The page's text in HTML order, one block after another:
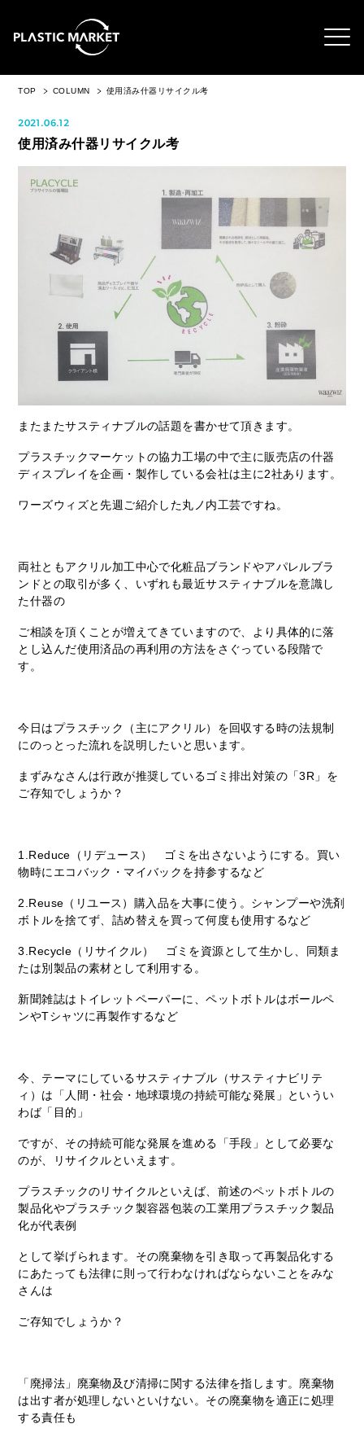
TOP COLUMN 使用済み什器リサイクル考
2021.06.12
使用済み什器リサイクル考
またまたサスティナブルの話題を書かせて頂きます。
プラスチックマーケットの協力工場の中で主に販売店の什器
ディスプレイを企画・製作している会社は主に2社あります。
ワーズウィズと先週ご紹介した丸ノ内工芸ですね。
両社ともアクリル加工中心で化粧品ブランドやアパレルブラ
ンドとの取引が多く、いずれも最近サスティナブルを意識し
た什器の
ご相談を頂くことが増えてきていますので、より具体的に落
とし込んだ使用済品の再利用の方法をさぐっている段階で
す。
今日はプラスチック（主にアクリル）を回収する時の法規制
にのっとった流れを説明したいと思います。
まずみなさんは行政が推奨しているゴミ排出対策の「3R」を
ご存知でしょうか？
1.Reduce（リデュース） ゴミを出さないようにする。買い
物時にエコバック・マイバックを持参するなど
2.Reuse（リユース）購入品を大事に使う。シャンプーや洗剤
ボトルを捨てず、詰め替えを買って何度も使用するなど
3.Recycle（リサイクル） ゴミを資源として生かし、同類ま
たは別製品の素材として利用する。
新聞雑誌はトイレットペーパーに、ペットボトルはボールペ
ンやTシャツに再製作するなど
今、テーマにしているサスティナブル（サスティナビリテ
ィ）は「人間・社会・地球環境の持続可能な発展」というい
わば「目的」
ですが、その持続可能な発展を進める「手段」として必要な
のが、リサイクルといえます。
プラスチックのリサイクルといえば、前述のペットボトルの
製品化やプラスチック製容器包装の工業用プラスチック製品
化が代表例
として挙げられます。その廃棄物を引き取って再製品化する
にあたっても法律に則って行わなければならないことをみな
さんは
ご存知でしょうか？
「廃掃法」廃棄物及び清掃に関する法律を指します。廃棄物
は出す者が処理しないといけない。その廃棄物を適正に処理
する責任も